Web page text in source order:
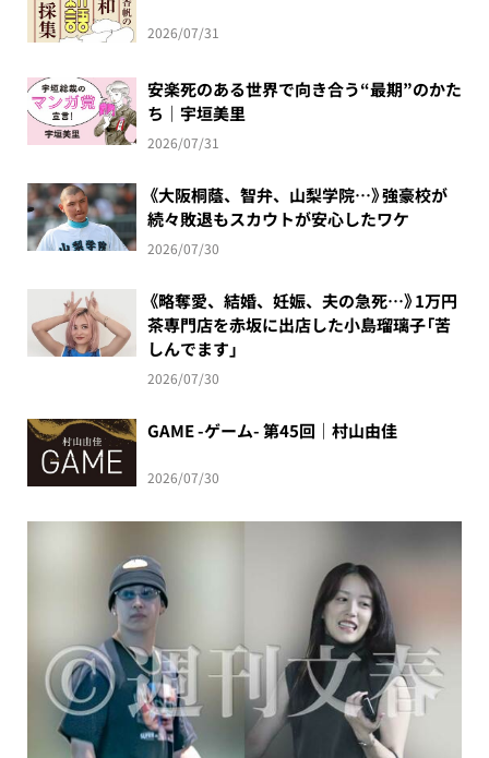
2026/07/31
安楽死のある世界で向き合う“最期”のかた
ち｜宇垣美里
2026/07/31
《大阪桐蔭、智弁、山梨学院…》強豪校が
続々敗退もスカウトが安心したワケ
2026/07/30
《略奪愛、結婚、妊娠、夫の急死…》1万円
茶専門店を赤坂に出店した小島瑠璃子「苦
しんでます」
2026/07/30
GAME -ゲーム- 第45回｜村山由佳
2026/07/30